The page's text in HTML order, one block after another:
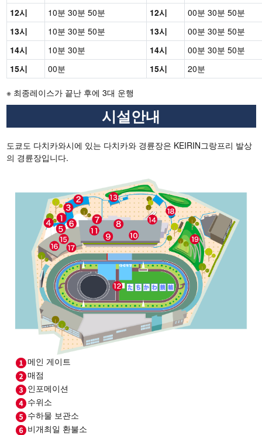
12시
10분 30분 50분 12시
00분 30분 50분
13시
10분 30분 50분 13시
00분 30분 50분
14시
10분 30분 14시
00분 30분 50분
15시
00분 15시 20분
※ 최종레이스가 끝난 후에 3대 운행
시설안내
도쿄도 다치카와시에 있는 다치카와 경륜장은 KEIRIN그랑프리 발상
의 경륜장입니다.
메인 게이트
매점
인포메이션
수위소
수하물 보관소
비개최일 환불소